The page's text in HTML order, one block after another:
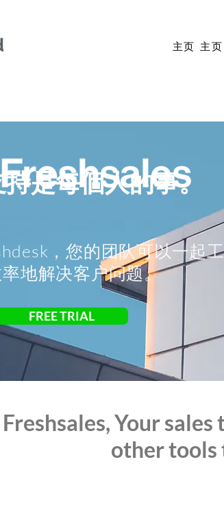
主页 主页
是每個人的事。
，您的团队可以一起
地解决客户问题。
FREE TRIAL
Your
other tools